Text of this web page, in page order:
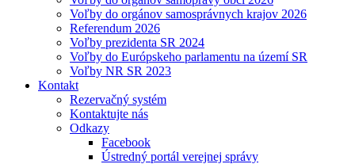
Voľby do orgánov samosprávnych krajov 2026
Referendum 2026
Voľby prezidenta SR 2024
Voľby do Európskeho parlamentu na území SR
Voľby NR SR 2023
Kontakt
Rezervačný systém
Kontaktujte nás
Odkazy
Facebook
Ústredný portál verejnej správy